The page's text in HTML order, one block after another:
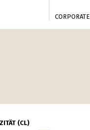
CORPORATE
(CL)